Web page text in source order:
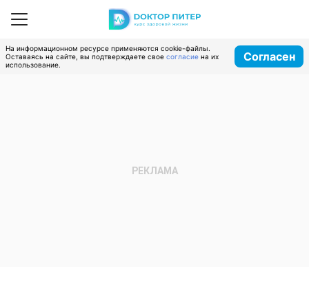
На информационном ресурсе применяются cookie-файлы.
Оставаясь на сайте, вы подтверждаете свое согласие на их
использование.
Согласен